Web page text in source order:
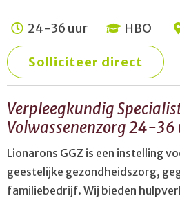
24-36 uur HBO
Solliciteer direct
Verpleegkundig
Volwassenenzorg 24-36
Lionarons GGZ is een instelling
geestelijke gezondheidszorg,
familiebedrijf. Wij bieden